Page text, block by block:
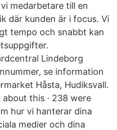
medarbetare till en
där kunden är i focus. Vi
tempo och snabbt kan
Lindeborg
se information
Håsta, Hudiksvall.
about this · 238 were
hur vi hanterar dina
medier och dina